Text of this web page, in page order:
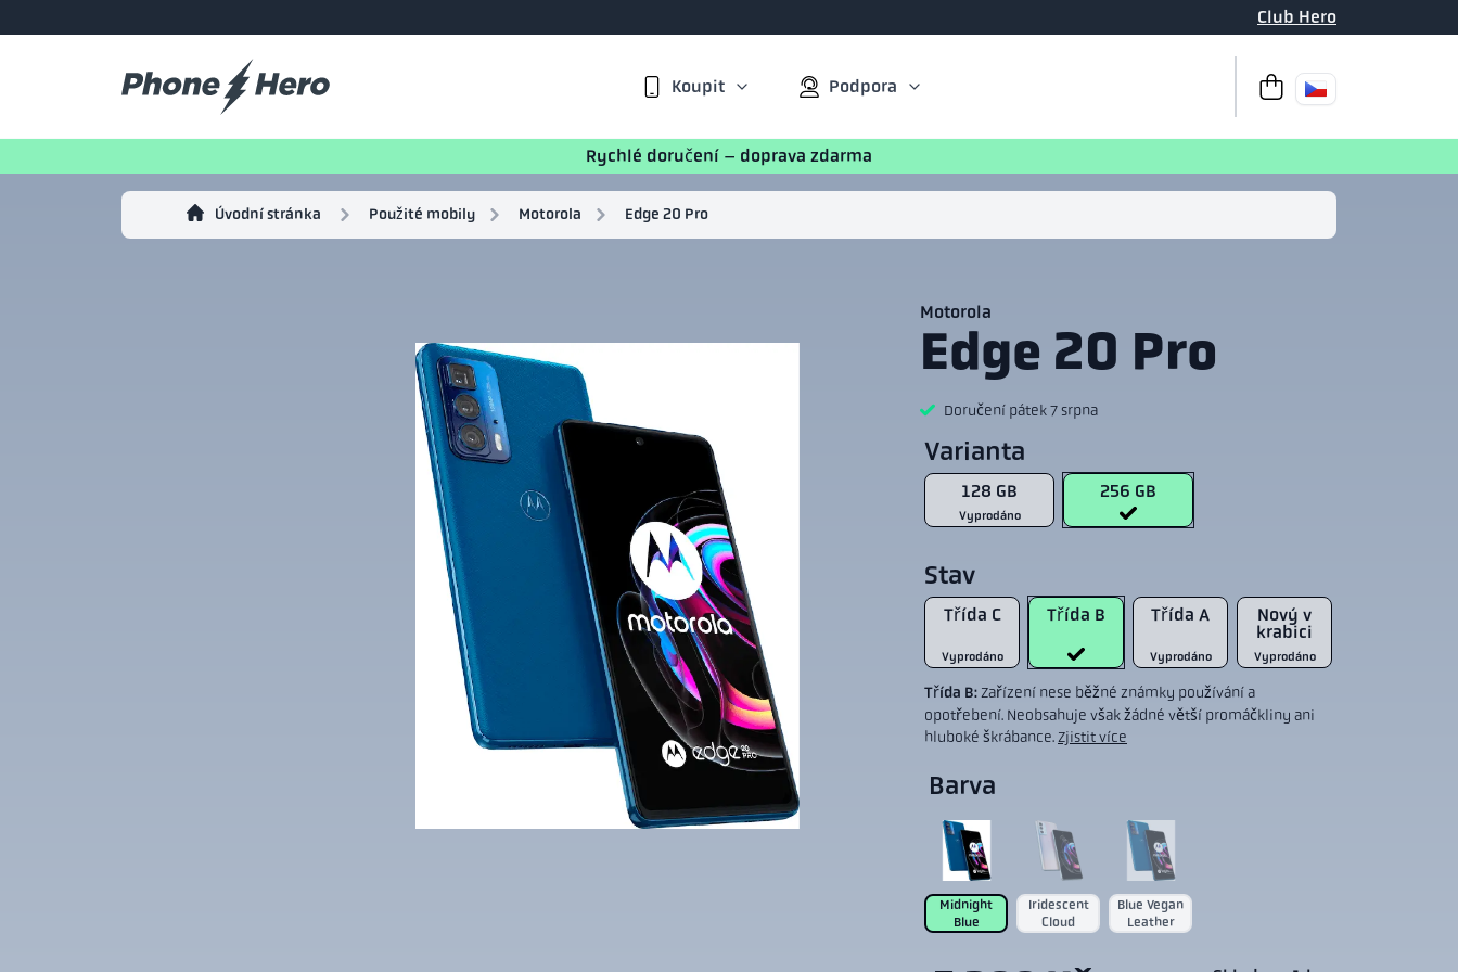
Club Hero
Koupit Podpora
K pokladně Váš košík je
Rychlé doručení – doprava zdarma
Úvodní stránka Použité mobily Motorola Edge 20 Pro
Motorola
Edge 20 Pro
Doručení pátek 7 srpna
Varianta
128 GB
Vyprodáno
256 GB
Stav
Třída C
Vyprodáno
Třída B Třída A
Vyprodáno
Nový v
krabici
Vyprodáno
Třída B: Zařízení nese běžné známky používání a
opotřebení. Neobsahuje však žádné větší promáčkliny ani
hluboké škrábance. Zjistit více
Barva
Midnight
Blue
Iridescent
Cloud
Blue Vegan
Leather